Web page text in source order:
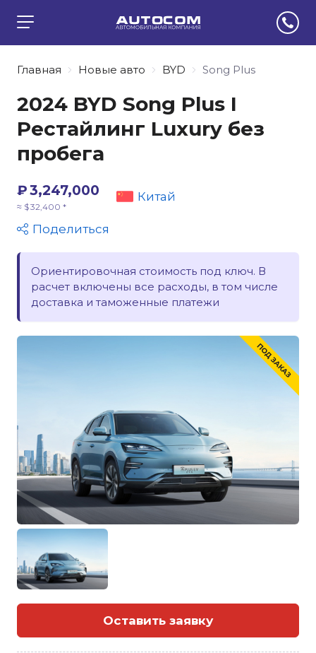
Главная Новые авто BYD Song Plus
2024 BYD Song Plus I
Рестайлинг Luxury без
пробега
₽ 3,247,000
≈ $ 32,400 *
Китай
Поделиться
Ориентировочная стоимость под ключ. В
расчет включены все расходы, в том числе
доставка и таможенные платежи
Оставить заявку